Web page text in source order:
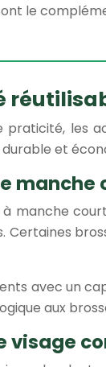
le
praticité, les
et
manche
manche
Certaines
avec un
aux
visage